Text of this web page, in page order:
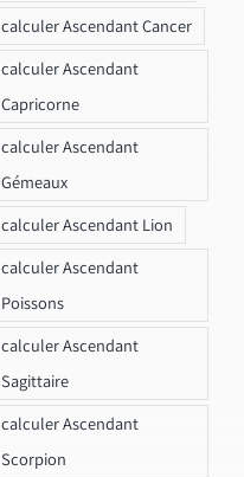
calculer Ascendant Cancer
calculer Ascendant
Capricorne
calculer Ascendant
Gémeaux
calculer Ascendant Lion
calculer Ascendant
Poissons
calculer Ascendant
Sagittaire
calculer Ascendant
Scorpion